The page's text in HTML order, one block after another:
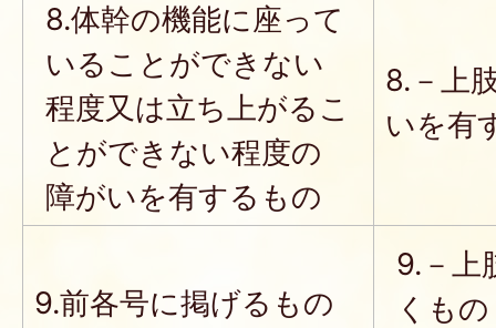
8.体幹の機能に座って
いることができない
程度又は立ち上がるこ
とができない程度の
障がいを有するもの
8.－上
いを有
9.前各号に掲げるもの
9.－上
くもの